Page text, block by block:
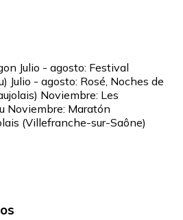
Julio - agosto: Festival
Julio - agosto: Rosé, Noches de
Noviembre: Les
Noviembre: Maratón
(Villefranche-sur-Saône)